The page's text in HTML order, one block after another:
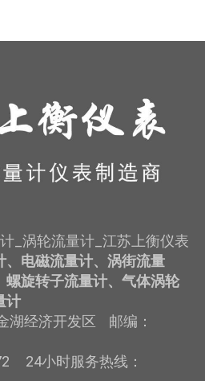
_涡轮流量计_江苏上衡仪表
、电磁流量计、涡街流量
螺旋转子流量计、气体涡轮
计
湖经济开发区 邮编：
24小时服务热线：